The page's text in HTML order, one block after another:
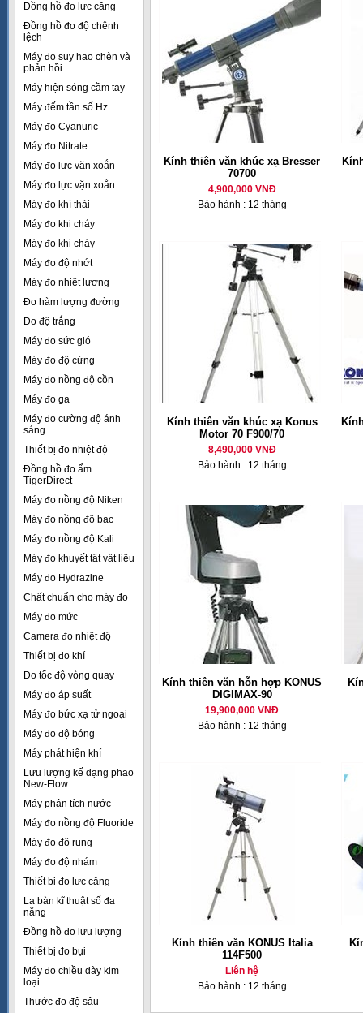
Đồng hồ đo lực căng
Đồng hồ đo độ chênh
lệch
Máy đo suy hao chèn và
phản hồi
Máy hiện sóng cầm tay
Máy đếm tần số Hz
Máy đo Cyanuric
Máy đo Nitrate
Máy đo lực vặn xoắn
Máy đo lực vặn xoắn
Máy đo khí thải
Máy đo khi cháy
Máy đo khi cháy
Máy đo độ nhớt
Máy đo nhiệt lượng
Đo hàm lượng đường
Đo độ trắng
Máy đo sức gió
Máy đo độ cứng
Máy đo nồng độ cồn
Máy đo ga
Máy đo cường độ ánh
sáng
Thiết bị đo nhiệt độ
Đồng hồ đo ẩm
TigerDirect
Máy đo nồng độ Niken
Máy đo nồng độ bạc
Máy đo nồng độ Kali
Máy đo khuyết tật vật liệu
Máy đo Hydrazine
Chất chuẩn cho máy đo
Máy đo mức
Camera đo nhiệt độ
Thiết bị đo khí
Đo tốc độ vòng quay
Máy đo áp suất
Máy đo bức xạ tử ngoại
Máy đo độ bóng
Máy phát hiện khí
Lưu lượng kế dạng phao
New-Flow
Máy phân tích nước
Máy đo nồng độ Fluoride
Máy đo độ rung
Máy đo độ nhám
Thiết bị đo lực căng
La bàn kĩ thuật số đa
năng
Đồng hồ đo lưu lượng
Thiết bị đo bụi
Máy đo chiều dày kim
loại
Thước đo độ sâu
Kính thiên văn khúc xạ Bresser
70700
4,900,000 VNĐ
Bảo hành : 12 tháng
Kính thiên văn khúc xạ Konus
Motor 70 F900/70
8,490,000 VNĐ
Bảo hành : 12 tháng
Kính thiên văn hỗn hợp KONUS
DIGIMAX-90
19,900,000 VNĐ
Bảo hành : 12 tháng
Kính thiên văn KONUS Italia
114F500
Liên hệ
Bảo hành : 12 tháng